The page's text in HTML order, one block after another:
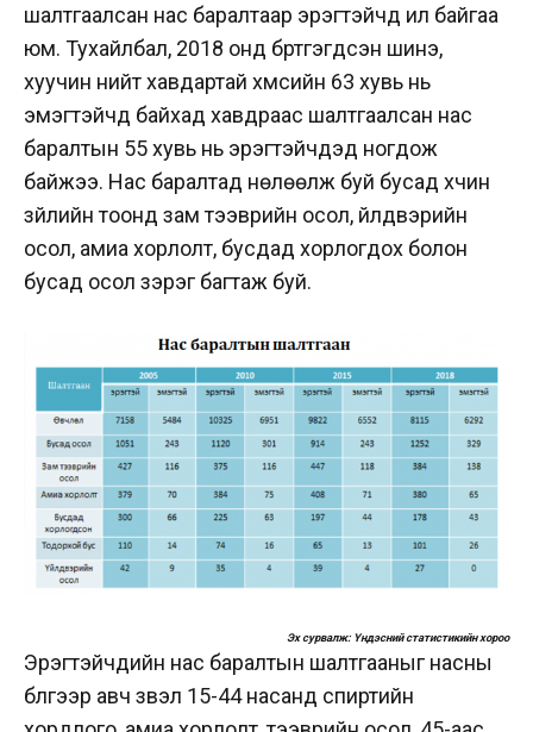
шалтгаалсан нас баралтаар эрэгтэйчүүд илүү байгаа
юм. Тухайлбал, 2018 онд бүртгэгдсэн шинэ,
хуучин нийт хавдартай хүмүүсийн 63 хувь нь
эмэгтэйчүүд байхад хавдраас шалтгаалсан нас
баралтын 55 хувь нь эрэгтэйчүүдэд ногдож
байжээ. Нас баралтад нөлөөлж буй бусад хүчин
зүйлийн тоонд зам тээврийн осол, үйлдвэрийн
осол, амиа хорлолт, бусдад хорлогдох болон
бусад осол зэрэг багтаж буй.
Эх сурвалж: Үндэсний статистикийн хороо
Эрэгтэйчүүдийн нас баралтын шалтгааныг насны
бүлгээр авч үзвэл 15-44 насанд спиртийн